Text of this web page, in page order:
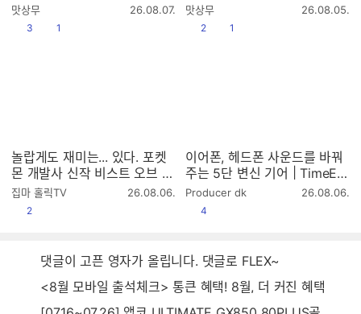
맛상무
작
26.08.07.
공감
3 1
뷰
맛상무
작
26.08.05.
공감
2 1
놀랍게도 재미는... 있다. 포켓
몬 개발사 신작 비스트 오브 리
인카네이션 리뷰
집마 홀릭TV
작
26.08.06.
공감
2
이어폰, 헤드폰 사운드를 바꿔
주는 5단 변신 기어 | TimeEar
TECΩ
Producer dk
작
26.08.06.
공감
4
댓글이 고픈 영자가 올립니다. 댓글로 FLEX~
<8월 모바일 출석체크> 통큰 혜택! 8월, 더 커진 혜택